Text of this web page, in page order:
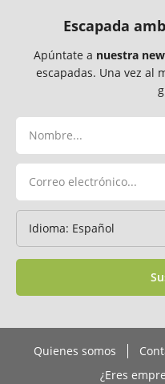
Escapada
Apúntate a nuestra
escapadas. Una vez al
Quienes somos
¿Eres